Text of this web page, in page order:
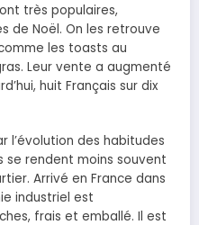
très populaires,
de Noël. On les retrouve
les toasts au
Leur vente a augmenté
huit Français sur dix
l’évolution des habitudes
se rendent moins souvent
Arrivé en France dans
industriel est
frais et emballé. Il est